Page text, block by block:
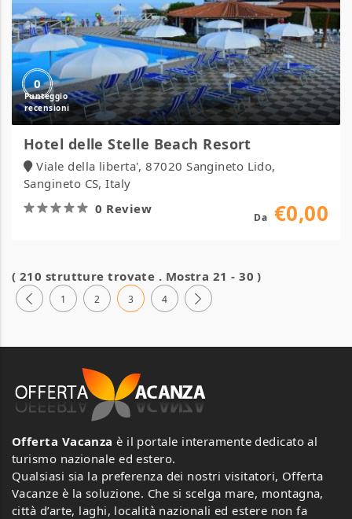
0
Hotel delle Stelle Beach Resort
Viale della liberta', 87020 Sangineto Lido,
Sangineto CS, Italy
0 Review
Da €0,00
( 210 strutture trovate . Mostra 21 - 30 )
1 2 3 4
Offerta Vacanza è il portale interamente dedicato al
turismo nazionale ed estero.
Qualsiasi sia la preferenza dei nostri visitatori, Offerta
Vacanze è la soluzione. Che si scelga mare, montagna,
città d’arte, laghi, località nazionali ed estere non fa